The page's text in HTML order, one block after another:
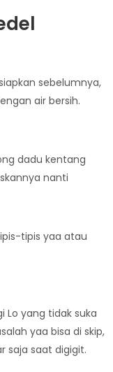
sebelumnya,
air bersih.
dadu kentang
nanti
tipis yaa atau
Lo yang tidak suka
yaa bisa di skip,
saja saat digigit.